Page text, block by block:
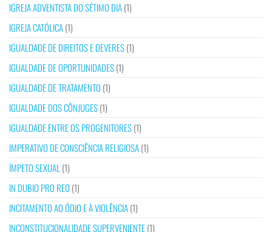
IGREJA ADVENTISTA DO SÉTIMO DIA(1)
IGREJA CATÓLICA(1)
IGUALDADE DE DIREITOS E DEVERES(1)
IGUALDADE DE OPORTUNIDADES(1)
IGUALDADE DE TRATAMENTO (1)
IGUALDADE DOS CÔNJUGES(1)
IGUALDADE ENTRE OS PROGENITORES(1)
IMPERATIVO DE CONSCIÊNCIA RELIGIOSA(1)
ÍMPETO SEXUAL (1)
IN DUBIO PRO REO (1)
INCITAMENTO AO ÓDIO E À VIOLÊNCIA(1)
INCONSTITUCIONALIDADE SUPERVENIENTE(1)